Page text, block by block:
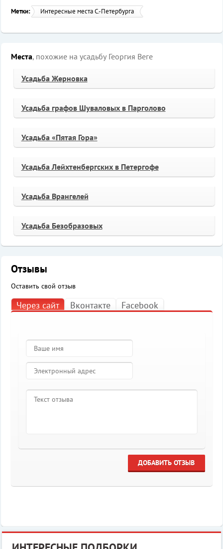
Метки: Интересные места С.-Петербурга
Места, похожие на усадьбу Георгия Веге
Усадьба Жерновка
Усадьба графов Шуваловых в Парголово
Усадьба «Пятая Гора»
Усадьба Лейхтенбергских в Петергофе
Усадьба Врангелей
Усадьба Безобразовых
Отзывы
Оставить свой отзыв
Через сайт Вконтакте Facebook
ДОБАВИТЬ ОТЗЫВ